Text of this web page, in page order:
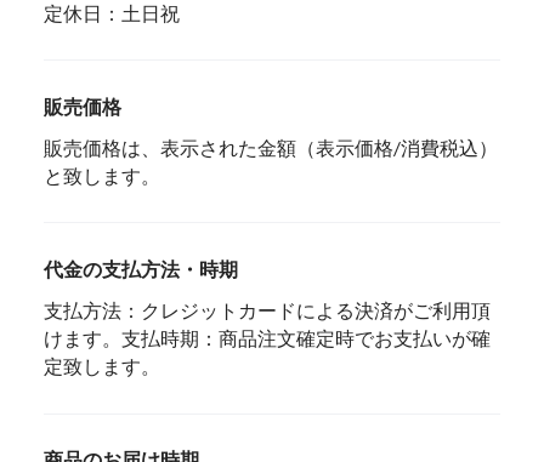
定休日：土日祝
販売価格
販売価格は、表示された金額（表示価格/消費税込）
と致します。
代金の支払方法・時期
支払方法：クレジットカードによる決済がご利用頂
けます。支払時期：商品注文確定時でお支払いが確
定致します。